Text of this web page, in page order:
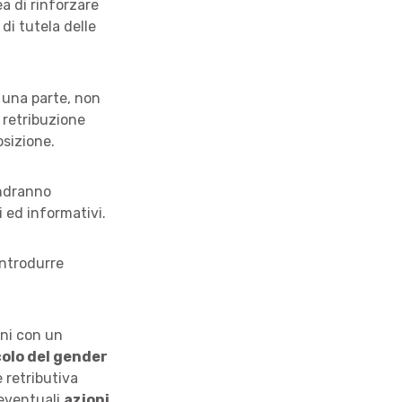
di rinforzare
tutela delle
parte, non
ed informativi.
con un
del gender
retributiva